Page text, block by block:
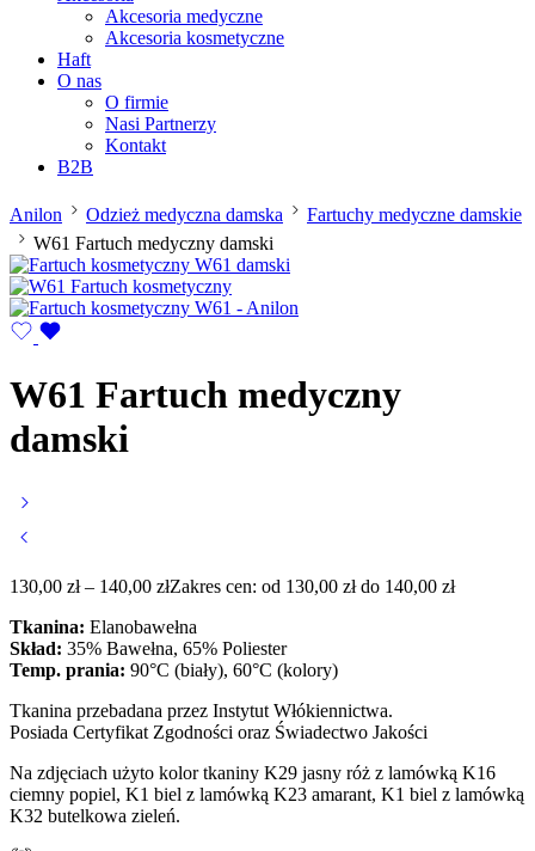
Akcesoria medyczne
Akcesoria kosmetyczne
Haft
O nas
O firmie
Nasi Partnerzy
Kontakt
B2B
Anilon Odzież medyczna damska
Fartuchy medyczne damskie
W61 Fartuch medyczny damski
W61 Fartuch medyczny
damski
130,00 zł – 140,00 złZakres cen: od 130,00 zł do 140,00 zł
Tkanina: Elanobawełna
Skład: 35% Bawełna, 65% Poliester
Temp. prania: 90°C (biały), 60°C (kolory)
Tkanina przebadana przez Instytut Włókiennictwa.
Posiada Certyfikat Zgodności oraz Świadectwo Jakości
Na zdjęciach użyto kolor tkaniny K29 jasny róż z lamówką K16
ciemny popiel, K1 biel z lamówką K23 amarant, K1 biel z lamówką
K32 butelkowa zieleń.